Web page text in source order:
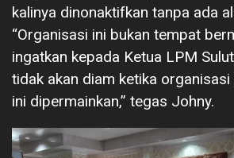
kalinya dinonaktifkan tanpa ada
“Organisasi ini bukan tempat
ingatkan kepada Ketua LPM
tidak akan diam ketika
ini dipermainkan,” tegas Johny.